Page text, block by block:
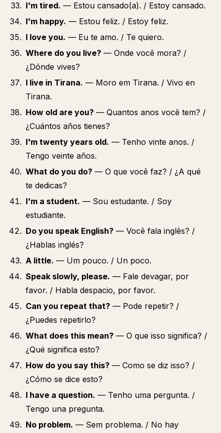
I'm tired. — Estou cansado(a). / Estoy cansado.
I'm happy. — Estou feliz. / Estoy feliz.
I love you. — Eu te amo. / Te quiero.
Where do you live? — Onde você mora? /
¿Dónde vives?
I live in Tirana. — Moro em Tirana. / Vivo en
Tirana.
How old are you? — Quantos anos você tem? /
¿Cuántos años tienes?
I'm twenty years old. — Tenho vinte anos. /
Tengo veinte años.
What do you do? — O que você faz? / ¿A qué
te dedicas?
I'm a student. — Sou estudante. / Soy
estudiante.
Do you speak English? — Você fala inglês? /
¿Hablas inglés?
A little. — Um pouco. / Un poco.
Speak slowly, please. — Fale devagar, por
favor. / Habla despacio, por favor.
Can you repeat that? — Pode repetir? /
¿Puedes repetirlo?
What does this mean? — O que isso significa? /
¿Qué significa esto?
How do you say this? — Como se diz isso? /
¿Cómo se dice esto?
I have a question. — Tenho uma pergunta. /
Tengo una pregunta.
No problem. — Sem problema. / No hay